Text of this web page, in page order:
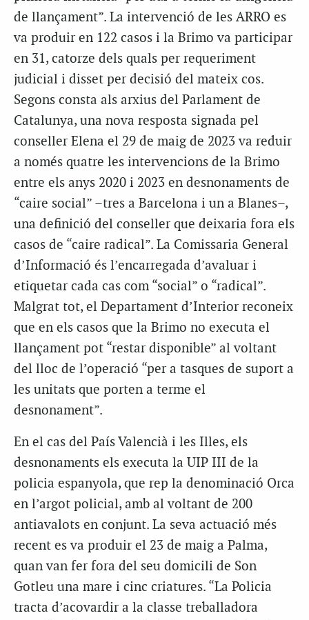
de llançament”. La intervenció de les ARRO es
va produir en 122 casos i la Brimo va participar
en 31, catorze dels quals per requeriment
judicial i disset per decisió del mateix cos.
Segons consta als arxius del Parlament de
Catalunya, una nova resposta signada pel
conseller Elena el 29 de maig de 2023 va reduir
a només quatre les intervencions de la Brimo
entre els anys 2020 i 2023 en desnonaments de
“caire social” –tres a Barcelona i un a Blanes–,
una definició del conseller que deixaria fora els
casos de “caire radical”. La Comissaria General
d’Informació és l’encarregada d’avaluar i
etiquetar cada cas com “social” o “radical”.
Malgrat tot, el Departament d’Interior reconeix
que en els casos que la Brimo no executa el
llançament pot “restar disponible” al voltant
del lloc de l’operació “per a tasques de suport a
les unitats que porten a terme el
desnonament”.
En el cas del País Valencià i les Illes, els
desnonaments els executa la UIP III de la
policia espanyola, que rep la denominació Orca
en l’argot policial, amb al voltant de 200
antiavalots en conjunt. La seva actuació més
recent es va produir el 23 de maig a Palma,
quan van fer fora del seu domicili de Son
Gotleu una mare i cinc criatures. “La Policia
tracta d’acovardir a la classe treballadora